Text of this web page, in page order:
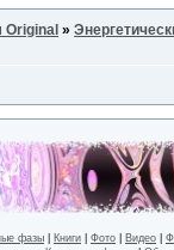
Original »
фазы Книги Фото Видео